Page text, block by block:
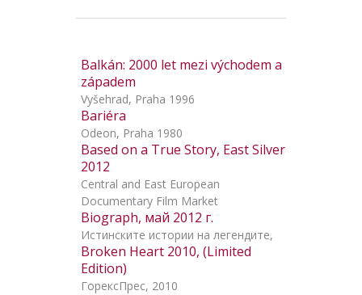
Balkán: 2000 let mezi východem a
západem
Vyšehrad, Praha 1996
Bariéra
Odeon, Praha 1980
Based on a True Story, East Silver
2012
Central and East European
Documentary Film Market
Biograph, май 2012 г.
Истинските истории на легендите,
Broken Heart 2010, (Limited
Edition)
ГорексПрес, 2010